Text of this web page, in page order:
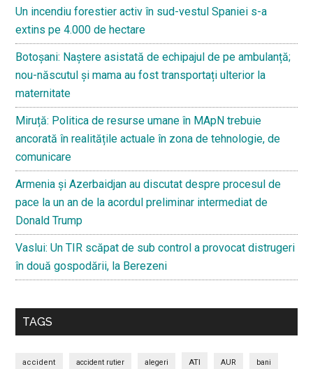
Un incendiu forestier activ în sud-vestul Spaniei s-a
extins pe 4.000 de hectare
Botoșani: Naștere asistată de echipajul de pe ambulanță;
nou-născutul și mama au fost transportați ulterior la
maternitate
Miruță: Politica de resurse umane în MApN trebuie
ancorată în realitățile actuale în zona de tehnologie, de
comunicare
Armenia și Azerbaidjan au discutat despre procesul de
pace la un an de la acordul preliminar intermediat de
Donald Trump
Vaslui: Un TIR scăpat de sub control a provocat distrugeri
în două gospodării, la Berezeni
TAGS
accident accident rutier alegeri ATI AUR bani